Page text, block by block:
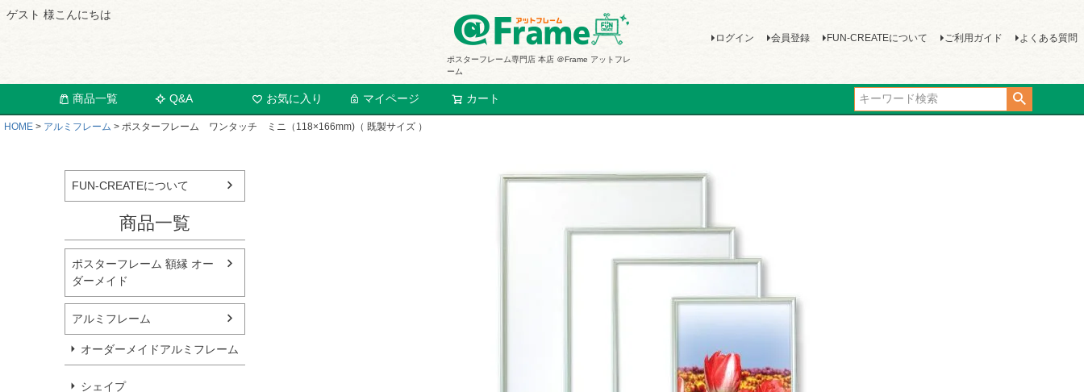
ゲスト 様こんにちは
ポスターフレーム専門店 本店 ＠Frame アットフレ
ーム
ログイン 会員登録 FUN-CREATEについて ご利用ガイド よくある質問
商品一覧 Q&A お気に入り マイページ カート
HOME アルミフレーム ポスターフレーム ワンタッチ ミニ（118×166mm)（ 既製サイズ ）
FUN-CREATEについて
商品一覧
ポスターフレーム 額縁 オー
ダーメイド
アルミフレーム
オーダーメイドアルミフレーム
シェイプ